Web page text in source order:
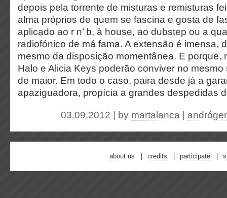
depois pela torrente de misturas e remisturas
alma próprios de quem se fascina e gosta de
aplicado ao r n’ b, à house, ao dubstep ou a
radiofónico de má fama. A extensão é imensa,
mesmo da disposição momentânea. E porque,
Halo e Alicia Keys poderão conviver no
de maior. Em todo o caso, paira desde já a
apaziguadora, propícia a grandes despedidas
03.09.2012 | by martalanca
about us credits participate